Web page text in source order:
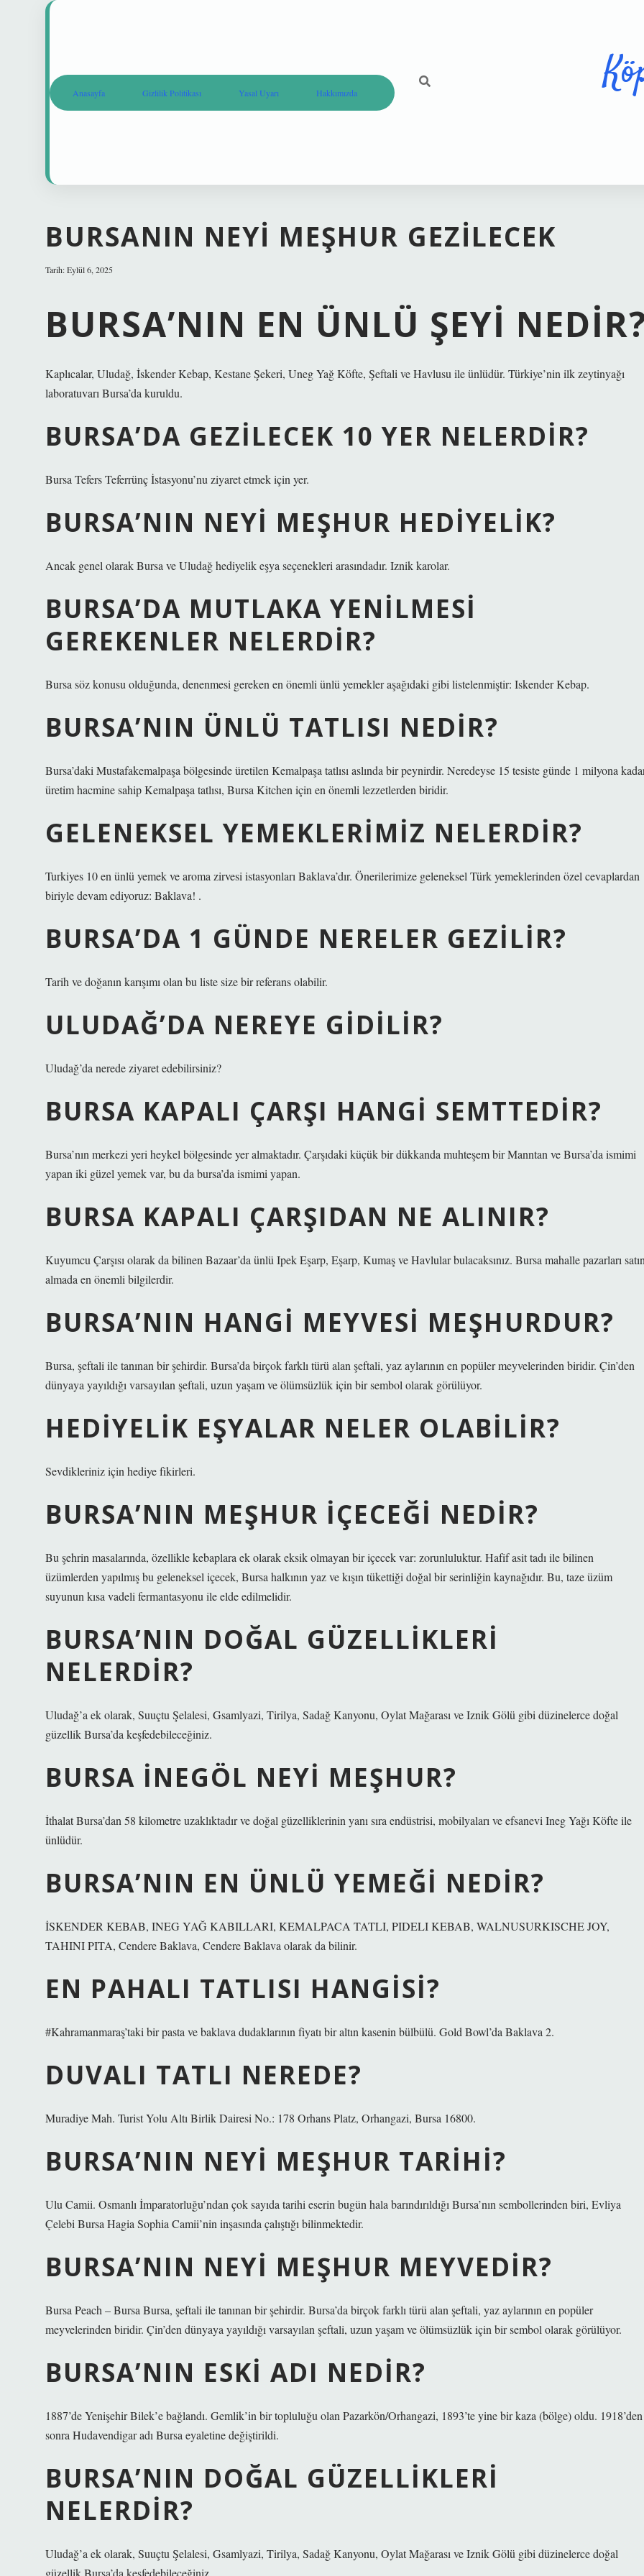
Anasayfa Gizlilik Politikası Yasal Uyarı Hakkımızda
BURSANIN NEYI MEŞHUR GEZILECEK
Tarih: Eylül 6, 2025
BURSA’NIN EN ÜNLÜ ŞEYI
Kaplıcalar, Uludağ, İskender Kebap, Kestane Şekeri, Uneg Yağ Köfte, Şeftali ve Havlusu ile ünlüdür. Türkiye’nin ilk zeytinyağı
laboratuvarı Bursa’da kuruldu.
BURSA’DA GEZILECEK 10 YER NELERDIR?
Bursa Tefers Teferrünç İstasyonu’nu ziyaret etmek için yer.
BURSA’NIN NEYI MEŞHUR HEDIYELIK?
Ancak genel olarak Bursa ve Uludağ hediyelik eşya seçenekleri arasındadır. Iznik karolar.
BURSA’DA MUTLAKA YENILMESI
GEREKENLER NELERDIR?
Bursa söz konusu olduğunda, denenmesi gereken en önemli ünlü yemekler aşağıdaki gibi listelenmiştir: Iskender Kebap.
BURSA’NIN ÜNLÜ TATLISI NEDIR?
Bursa’daki Mustafakemalpaşa bölgesinde üretilen Kemalpaşa tatlısı aslında bir peynirdir. Neredeyse 15 tesiste günde 1 milyona
üretim hacmine sahip Kemalpaşa tatlısı, Bursa Kitchen için en önemli lezzetlerden biridir.
GELENEKSEL YEMEKLERIMIZ NELERDIR?
Turkiyes 10 en ünlü yemek ve aroma zirvesi istasyonları Baklava’dır. Önerilerimize geleneksel Türk yemeklerinden özel cevaplardan
biriyle devam ediyoruz: Baklava! .
BURSA’DA 1 GÜNDE NERELER GEZILIR?
Tarih ve doğanın karışımı olan bu liste size bir referans olabilir.
ULUDAĞ’DA NEREYE GIDILIR?
Uludağ’da nerede ziyaret edebilirsiniz?
BURSA KAPALI ÇARŞI HANGI SEMTTEDIR?
Bursa’nın merkezi yeri heykel bölgesinde yer almaktadır. Çarşıdaki küçük bir dükkanda muhteşem bir Manntan ve Bursa’da ismimi
yapan iki güzel yemek var, bu da bursa’da ismimi yapan.
BURSA KAPALI ÇARŞIDAN NE ALINIR?
Kuyumcu Çarşısı olarak da bilinen Bazaar’da ünlü Ipek Eşarp, Eşarp, Kumaş ve Havlular bulacaksınız. Bursa mahalle pazarları
almada en önemli bilgilerdir.
BURSA’NIN HANGI MEYVESI MEŞHURDUR?
Bursa, şeftali ile tanınan bir şehirdir. Bursa’da birçok farklı türü alan şeftali, yaz aylarının en popüler meyvelerinden biridir. Çin’den
dünyaya yayıldığı varsayılan şeftali, uzun yaşam ve ölümsüzlük için bir sembol olarak görülüyor.
HEDIYELIK EŞYALAR NELER OLABILIR?
Sevdikleriniz için hediye fikirleri.
BURSA’NIN MEŞHUR IÇECEĞI NEDIR?
Bu şehrin masalarında, özellikle kebaplara ek olarak eksik olmayan bir içecek var: zorunluluktur. Hafif asit tadı ile bilinen
üzümlerden yapılmış bu geleneksel içecek, Bursa halkının yaz ve kışın tükettiği doğal bir serinliğin kaynağıdır. Bu, taze üzüm
suyunun kısa vadeli fermantasyonu ile elde edilmelidir.
BURSA’NIN DOĞAL GÜZELLIKLERI
NELERDIR?
Uludağ’a ek olarak, Suuçtu Şelalesi, Gsamlyazi, Tirilya, Sadağ Kanyonu, Oylat Mağarası ve Iznik Gölü gibi düzinelerce doğal
güzellik Bursa’da keşfedebileceğiniz.
BURSA İNEGÖL NEYI MEŞHUR?
İthalat Bursa’dan 58 kilometre uzaklıktadır ve doğal güzelliklerinin yanı sıra endüstrisi, mobilyaları ve efsanevi Ineg Yağı Köfte ile
ünlüdür.
BURSA’NIN EN ÜNLÜ YEMEĞI NEDIR?
İSKENDER KEBAB, INEG YAĞ KABILLARI, KEMALPACA TATLI, PIDELI KEBAB, WALNUSURKISCHE JOY,
TAHINI PITA, Cendere Baklava, Cendere Baklava olarak da bilinir.
EN PAHALI TATLISI HANGISI?
#Kahramanmaraş’taki bir pasta ve baklava dudaklarının fiyatı bir altın kasenin bülbülü. Gold Bowl’da Baklava 2.
DUVALI TATLI NEREDE?
Muradiye Mah. Turist Yolu Altı Birlik Dairesi No.: 178 Orhans Platz, Orhangazi, Bursa 16800.
BURSA’NIN NEYI MEŞHUR TARIHI?
Ulu Camii. Osmanlı İmparatorluğu’ndan çok sayıda tarihi eserin bugün hala barındırıldığı Bursa’nın sembollerinden biri, Evliya
Çelebi Bursa Hagia Sophia Camii’nin inşasında çalıştığı bilinmektedir.
BURSA’NIN NEYI MEŞHUR MEYVEDIR?
Bursa Peach – Bursa Bursa, şeftali ile tanınan bir şehirdir. Bursa’da birçok farklı türü alan şeftali, yaz aylarının en popüler
meyvelerinden biridir. Çin’den dünyaya yayıldığı varsayılan şeftali, uzun yaşam ve ölümsüzlük için bir sembol olarak görülüyor.
BURSA’NIN ESKI ADI NEDIR?
1887’de Yenişehir Bilek’e bağlandı. Gemlik’in bir topluluğu olan Pazarkön/Orhangazi, 1893’te yine bir kaza (bölge) oldu. 1918’den
sonra Hudavendigar adı Bursa eyaletine değiştirildi.
BURSA’NIN DOĞAL GÜZELLIKLERI
NELERDIR?
Uludağ’a ek olarak, Suuçtu Şelalesi, Gsamlyazi, Tirilya, Sadağ Kanyonu, Oylat Mağarası ve Iznik Gölü gibi düzinelerce doğal
güzellik Bursa’da keşfedebileceğiniz.